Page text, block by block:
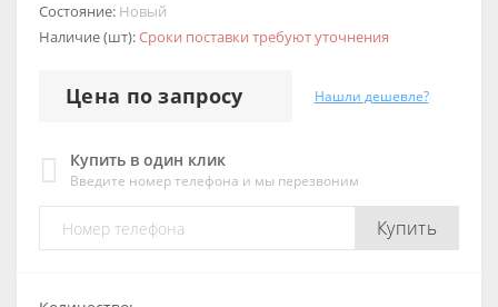
Состояние: Новый
Наличие (шт):Сроки поставки требуют уточнения
Цена по запросу Нашли дешевле?
Купить в один клик
Введите номер телефона и мы перезвоним
Купить